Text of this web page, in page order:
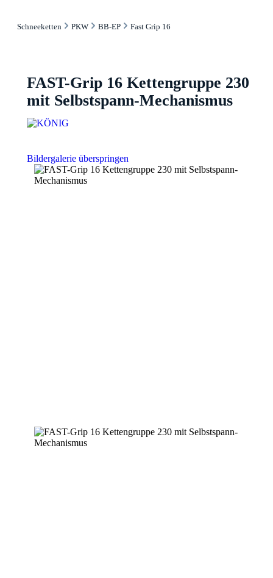
Schneeketten PKW BB-EP Fast Grip 16
FAST-Grip 16 Kettengruppe 230
mit Selbstspann-Mechanismus
Bildergalerie überspringen